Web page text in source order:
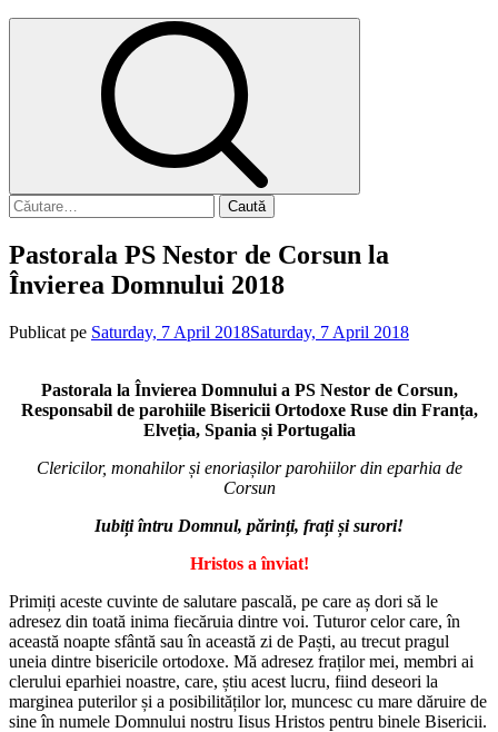
Pastorala PS Nestor de Corsun la
Învierea Domnului 2018
Publicat pe Saturday, 7 April 2018Saturday, 7 April 2018
Pastorala la Învierea Domnului a PS Nestor de Corsun,
Responsabil de parohiile Bisericii Ortodoxe Ruse din Franța,
Elveția, Spania și Portugalia
Clericilor, monahilor și enoriașilor parohiilor din eparhia de
Corsun
Iubiți întru Domnul, părinți, frați și surori!
Hristos a înviat!
Primiți aceste cuvinte de salutare pascală, pe care aș dori să le
adresez din toată inima fiecăruia dintre voi. Tuturor celor care, în
această noapte sfântă sau în această zi de Paști, au trecut pragul
uneia dintre bisericile ortodoxe. Mă adresez fraților mei, membri ai
clerului eparhiei noastre, care, știu acest lucru, fiind deseori la
marginea puterilor și a posibilităților lor, muncesc cu mare dăruire de
sine în numele Domnului nostru Iisus Hristos pentru binele Bisericii.